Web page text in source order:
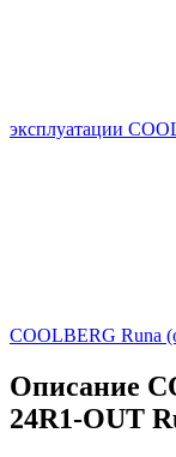
эксплуатации
COOLBERG Runa
Описание
24R1-OUT